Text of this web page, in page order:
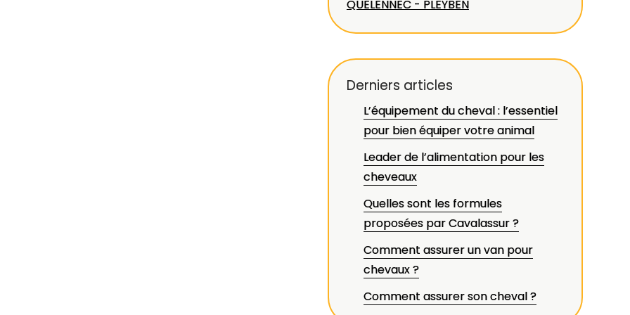
QUELENNEC - PLEYBEN
Derniers articles
L’équipement du cheval : l’essentiel
pour bien équiper votre animal
Leader de l’alimentation pour les
cheveaux
Quelles sont les formules
proposées par Cavalassur ?
Comment assurer un van pour
chevaux ?
Comment assurer son cheval ?